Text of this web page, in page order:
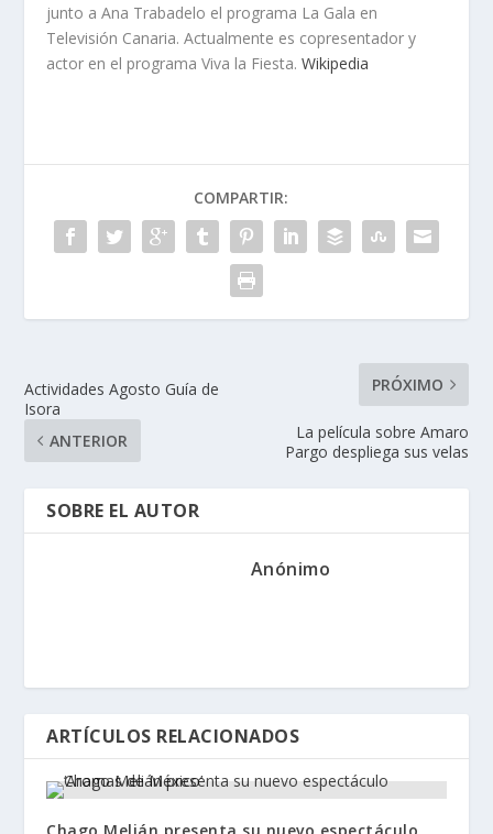
junto a Ana Trabadelo el programa La Gala en
Televisión Canaria. Actualmente es copresentador y
actor en el programa Viva la Fiesta.Wikipedia
COMPARTIR:
Actividades Agosto Guía de
Isora
ANTERIOR
PRÓXIMO
La película sobre Amaro
Pargo despliega sus velas
SOBRE EL AUTOR
Anónimo
ARTÍCULOS RELACIONADOS